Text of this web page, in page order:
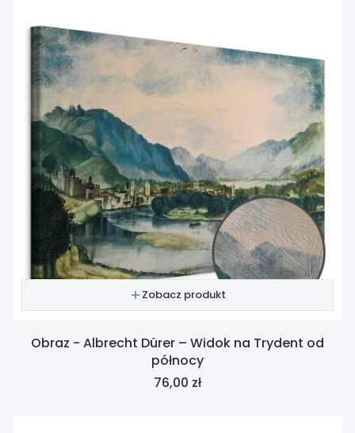
Zobacz produkt
Obraz - Albrecht Dürer – Widok na Trydent od
północy
Cena
76,00 zł